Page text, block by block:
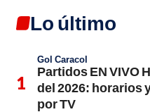
Lo último
Gol Caracol
Partidos EN VIVO
del 2026: horarios
por TV